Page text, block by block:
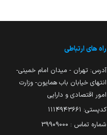
راه های ارتباطی
آدرس: تهران - میدان امام خمینی-
انتهای خیابان باب همایون- وزارت
امور اقتصادی و دارایی
کدپستی: ۱۱۱۴۹۴۳۶۶۱
شماره تماس : 39909000